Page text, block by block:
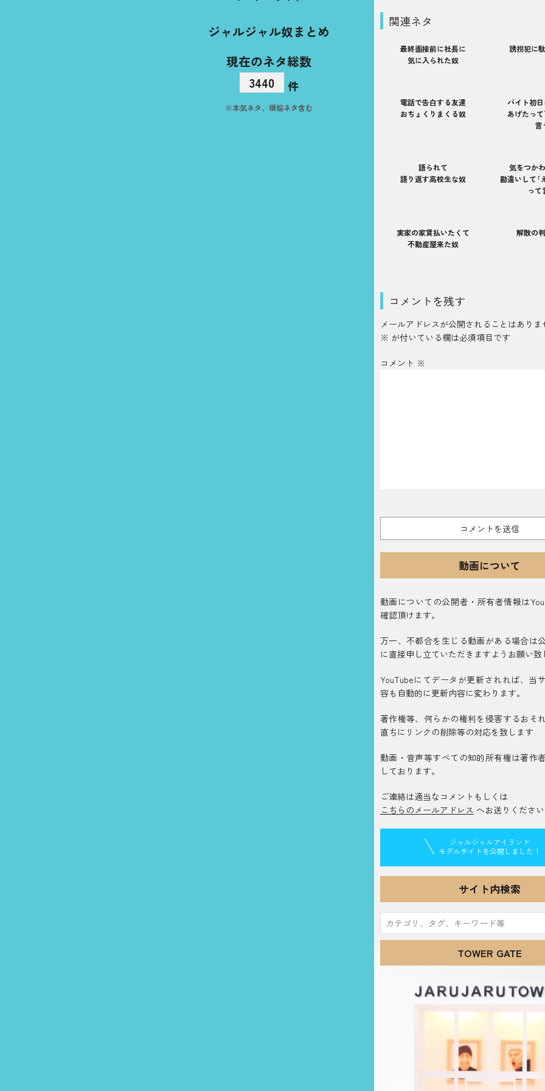
ジャルジャル奴まとめ
現在のネタ総数
3440
件
※本気ネタ、煩悩ネタ含む
関連ネタ
最終面接前に社長に
気に入られた奴
誘拐犯に
電話で告白する友達
おちょくりまくる奴
バイト初
あげたっ
言
語られて
語り返す高校生な奴
気をつか
勘違いして｢
って
実家の家賃払いたくて
不動産屋来た奴
解散の
コメントを残す
メールアドレスが公開されることはありま
※ が付いている欄は必須項目です
コメント ※
動画について
動画についての公開者・所有者情報は
確認頂けます。
万一、不都合を生じる動画がある場合は
に直接申し立ていただきますようお願い致
YouTubeにてデータが更新されれば、当
容も自動的に更新内容に変わります。
著作権等、何らかの権利を侵害するおそ
直ちにリンクの削除等の対応を致します
動画・音声等すべての知的所有権は著作
しております。
ご連絡は適当なコメントもしくは
こちらのメールアドレス へお送りくださ
ジャルジャルアイランド
モデルサイトを公開しました！
サイト内検索
索:
TOWER GATE